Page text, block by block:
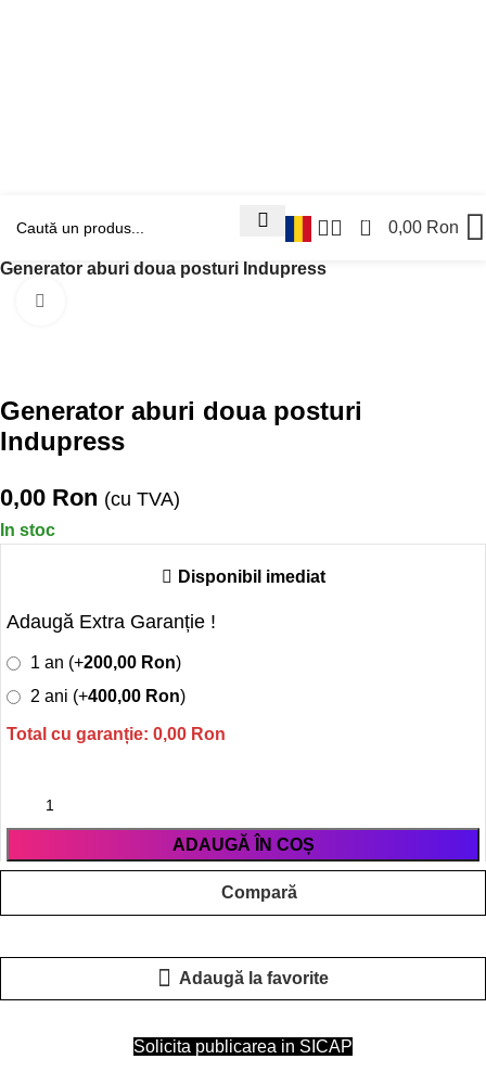
0 0,00 Ron
Prima pagină
Generator aburi doua posturi Indupress
Generator aburi doua posturi
Indupress
0,00 Ron (cu TVA)
In stoc
Disponibil imediat
Adaugă Extra Garanție !
1 an (+200,00 Ron)
2 ani (+400,00 Ron)
Total cu garanție: 0,00 Ron
ADAUGĂ ÎN COȘ
Compară
Adaugă la favorite
Solicita publicarea in SICAP